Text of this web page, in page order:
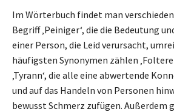
Im Wörterbuch findet man
Begriff ‚Peiniger‘, die die Bedeutung
einer Person, die Leid verursacht,
häufigsten Synonymen zählen
‚Tyrann‘, die alle eine abwertende
und auf das Handeln von Personen
bewusst Schmerz zufügen. Außerdem